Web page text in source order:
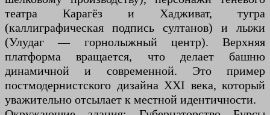
театра Карагёз и Хадживат, тугра
(каллиграфическая подпись султанов) и лыжи
(Улудаг — горнолыжный центр). Верхняя
платформа вращается, что делает башню
динамичной и современной. Это пример
постмодернистского дизайна XXI века, который
уважительно отсылает к местной идентичности.